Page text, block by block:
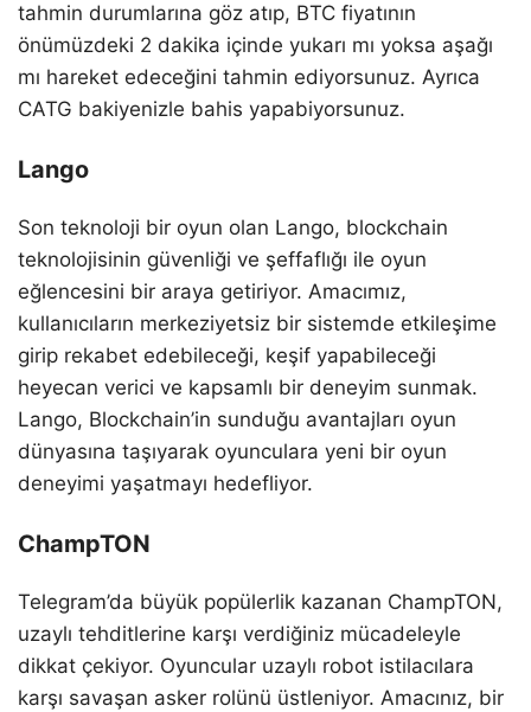
tahmin durumlarına göz atıp, BTC fiyatının
önümüzdeki 2 dakika içinde yukarı mı yoksa aşağı
mı hareket edeceğini tahmin ediyorsunuz. Ayrıca
CATG bakiyenizle bahis yapabiyorsunuz.
Lango
Son teknoloji bir oyun olan Lango, blockchain
teknolojisinin güvenliği ve şeffaflığı ile oyun
eğlencesini bir araya getiriyor. Amacımız,
kullanıcıların merkeziyetsiz bir sistemde etkileşime
girip rekabet edebileceği, keşif yapabileceği
heyecan verici ve kapsamlı bir deneyim sunmak.
Lango, Blockchain’in sunduğu avantajları oyun
dünyasına taşıyarak oyunculara yeni bir oyun
deneyimi yaşatmayı hedefliyor.
ChampTON
Telegram’da büyük popülerlik kazanan ChampTON,
uzaylı tehditlerine karşı verdiğiniz mücadeleyle
dikkat çekiyor. Oyuncular uzaylı robot istilacılara
karşı savaşan asker rolünü üstleniyor. Amacınız, bir